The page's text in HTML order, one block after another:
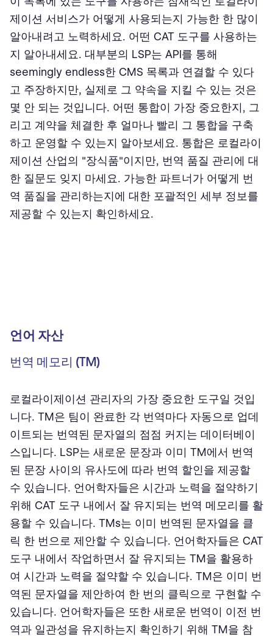
제이션 서비스가 어떻게 사용되는지 가능한 한 많이
알아내려고 노력하세요. 어떤 CAT 도구를 사용하는
지 알아내세요. 대부분의 LSP는 API를 통해
seemingly endless한 CMS 목록과 연결할 수 있다
고 주장하지만, 실제로 그 약속을 지킬 수 있는 것은
몇 안 되는 것입니다. 어떤 통합이 가장 중요한지, 그
리고 계약을 체결한 후 얼마나 빨리 그 통합을 구축
하고 운영할 수 있는지 알아보세요. 통합은 로컬라이
제이션 산업의 "장식품"이지만, 번역 품질 관리에 대
한 질문도 잊지 마세요. 가능한 파트너가 어떻게 번
역 품질을 관리하는지에 대한 포괄적인 세부 정보를
제공할 수 있는지 확인하세요.
언어 자산
번역 메모리 (TM)
로컬라이제이션 관리자의 가장 중요한 도구일 것입
니다. TM은 팀이 완료한 각 번역마다 자동으로 업데
이트되는 번역된 문자열의 점점 커지는 데이터베이
스입니다. LSP는 새로운 문장과 이미 TM에서 번역
된 문장 사이의 유사도에 따라 번역 할인을 제공할
수 있습니다. 언어학자들은 시간과 노력을 절약하기
위해 CAT 도구 내에서 잘 유지되는 번역 메모리를 활
용할 수 있습니다. TMs는 이미 번역된 문자열을 클
릭 한 번으로 제안할 수 있습니다. 언어학자들은 CAT
도구 내에서 작업하면서 잘 유지되는 TM을 활용하
여 시간과 노력을 절약할 수 있습니다. TM은 이미 번
역된 문자열을 제안하여 한 번의 클릭으로 구현할 수
있습니다. 언어학자들은 또한 새로운 번역이 이전 번
역과 일관성을 유지하는지 확인하기 위해 TM을 참